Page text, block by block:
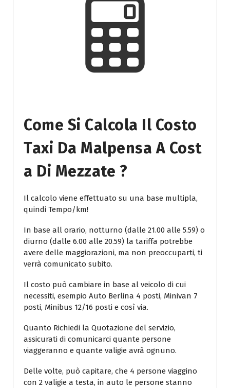
Come Si Calcola Il Costo
Taxi Da Malpensa A Cost
A Di Mezzate ?
Il calcolo viene effettuato su una base multipla,
quindi Tempo/km!
In base all orario, notturno (dalle 21.00 alle 5.59) o
diurno (dalle 6.00 alle 20.59) la tariffa potrebbe
avere delle maggiorazioni, ma non preoccuparti, ti
verrà comunicato subito.
Il costo può cambiare in base al veicolo di cui
necessiti, esempio Auto Berlina 4 posti, Minivan 7
posti, Minibus 12/16 posti e così via.
Quanto Richiedi la Quotazione del servizio,
assicurati di comunicarci quante persone
viaggeranno e quante valigie avrà ognuno.
Delle volte, può capitare, che 4 persone viaggino
con 2 valigie a testa, in auto le persone stanno